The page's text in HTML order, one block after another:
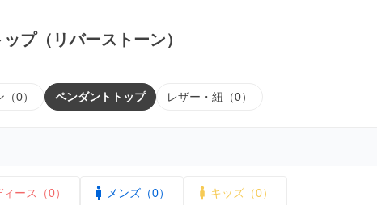
プ（リバーストーン）
0） ペンダントトップ レザー・紐（0）
ィース（0） メンズ（0） キッズ（0）